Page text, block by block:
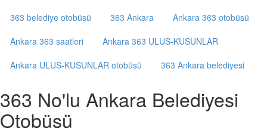
363 belediye otobüsü
363 Ankara
Ankara 363 otobüsü
Ankara 363 saatleri
Ankara 363 ULUS-KUSUNLAR
Ankara ULUS-KUSUNLAR otobüsü
363 Ankara belediyesi
363 No'lu Ankara Belediyesi
Otobüsü